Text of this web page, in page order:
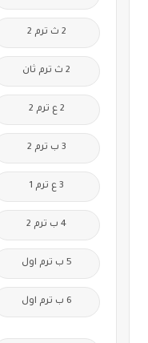
2 ث ترم 2
2 ث ترم ثان
2 ع ترم 2
3 ب ترم 2
3 ع ترم 1
4 ب ترم 2
5 ب ترم اول
6 ب ترم اول